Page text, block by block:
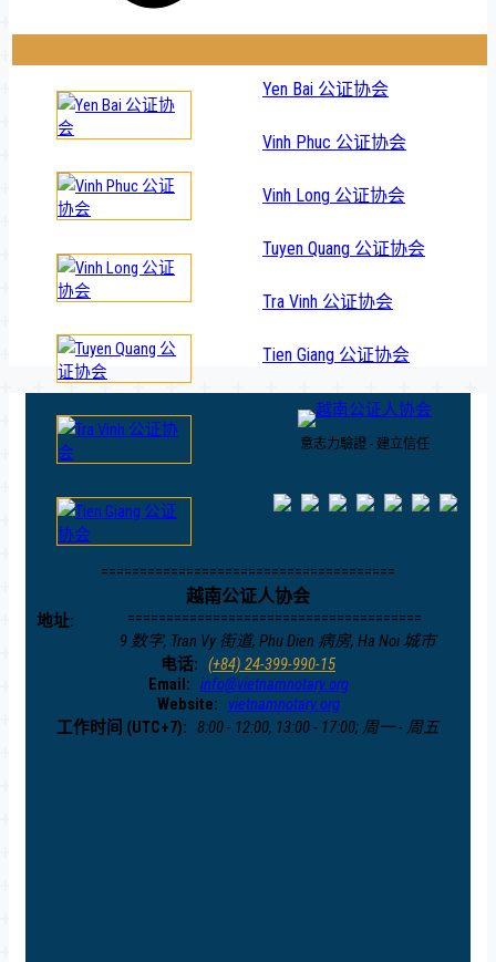
Yen Bai 公证协会
Vinh Phuc 公证协会
Vinh Long 公证协会
Tuyen Quang 公证协会
Tra Vinh 公证协会
Tien Giang 公证协会
意志力驗證 - 建立信任
======================================
越南公证人协会
======================================
地址:
9 数字, Tran Vy 街道, Phu Dien 病房, Ha Noi 城市
电话: (+84) 24-399-990-15
Email: info@vietnamnotary.org
Website:
vietnamnotary.org
工作时间 (UTC+7): 8:00 - 12:00, 13:00 - 17:00; 周一 - 周五